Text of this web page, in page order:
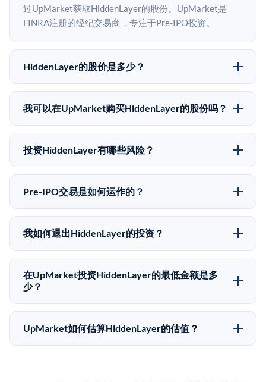
过UpMarket获取HiddenLayer的股份。UpMarket是
FINRA注册的经纪交易商，专注于Pre-IPO投资。
HiddenLayer的股价是多少？
HiddenLayer没有公开股价，因为它是一家私有公司。最
近的已知股价来自其最近一轮融资。 二级市场上的Pre-
有所不同。
我可以在UpMarket购买HiddenLayer的股份吗？
可以。合格投资者可以通过填写本页表单或在
upmarket.co创建账户来表达对HiddenLayer股份的投资
为50,000美元。UpMarket是FINRA注册的经纪交易
商，自2019年以来已经纪超过5亿美元的另类投资。
投资HiddenLayer有哪些风险？
Pre-IPO投资存在重大风险。HiddenLayer的股份流动性
低，意味着没有公开市场可以快速出售。不存在确定的
应做好可能全部损失的准备。私有公司的估值在融资轮
次之间可能大幅波动。投资者应在投资前咨询其财务顾
Pre-IPO交易是如何运作的？
在Pre-IPO交易中，合格投资者通过二级市场平台从现有
股东（如员工、早期投资者或其他持有人）处购买股
为FINRA注册的经纪交易商促成这些交易，代表双方处
理合规、文件和结算事宜。
我如何退出HiddenLayer的投资？
Pre-IPO持股主要有两种退出途径：在二级市场将股份出
售给其他买家，或持有直到公司完成IPO或被收购。两
种途径都受限于转让限制、公司批准（优先购买权）和
做好多年持有的准备。
在UpMarket投资HiddenLayer的最低金额是多
少？
UpMarket上大多数Pre-IPO产品的最低投资金额为
50,000美元。具体金额可能因产品和股份供应情况而有
UpMarket如何估算HiddenLayer的估值？